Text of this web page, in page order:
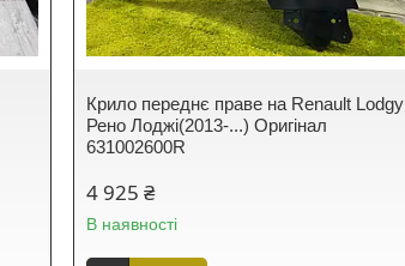
Крило переднє праве на Renault Lodgy
Рено Лоджі(2013-...) Оригінал
631002600R
4 925 ₴
В наявності